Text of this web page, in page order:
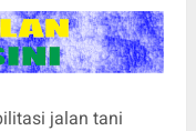
jalan tani